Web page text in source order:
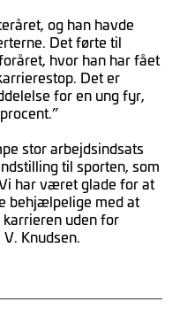
og han havde
Det førte til
hvor han har fået
Det er
for en ung fyr,
stor arbejdsindsats
til sporten, som
har været glade for at
behjælpelige med at
uden for
Knudsen.